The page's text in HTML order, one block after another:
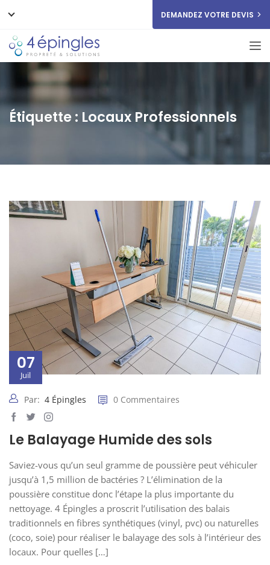
DEMANDEZ VOTRE DEVIS
Étiquette : Locaux Professionnels
07
Juil
Par: 4 Épingles 0 Commentaires
Le Balayage Humide des sols
Saviez-vous qu’un seul gramme de poussière peut véhiculer
jusqu’à 1,5 million de bactéries ? L’élimination de la
poussière constitue donc l’étape la plus importante du
nettoyage. 4 Épingles a proscrit l’utilisation des balais
traditionnels en fibres synthétiques (vinyl, pvc) ou naturelles
(coco, soie) pour réaliser le balayage des sols à l’intérieur des
locaux. Pour quelles […]